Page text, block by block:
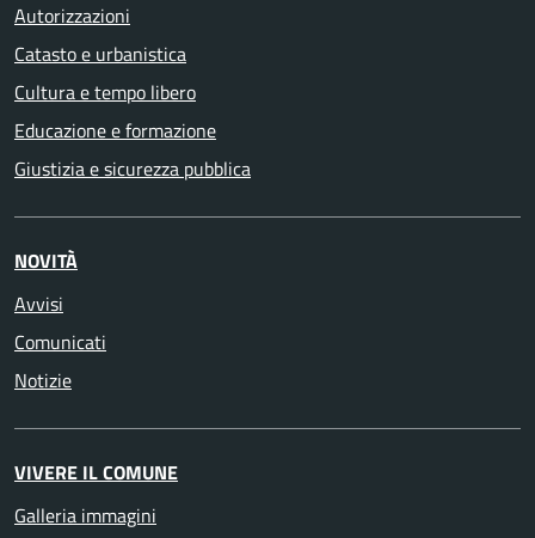
Autorizzazioni
Catasto e urbanistica
Cultura e tempo libero
Educazione e formazione
Giustizia e sicurezza pubblica
NOVITÀ
Avvisi
Comunicati
Notizie
VIVERE IL COMUNE
Galleria immagini